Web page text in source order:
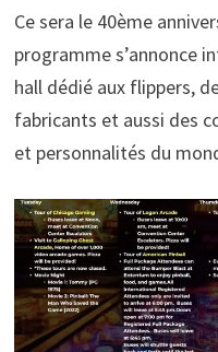
Ce sera le 40ème
programme s’annonce
hall dédié aux flippers,
fabricants et aussi des
et personnalités du